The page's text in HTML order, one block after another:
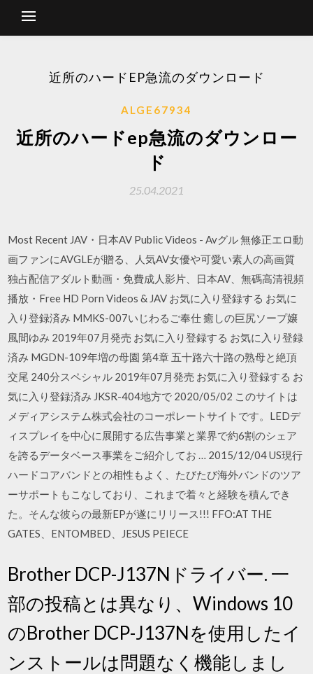
近所のハードEP急流のダウンロード
ALGE67934
近所のハードep急流のダウンロー
ド
25.04.2021
Most Recent JAV・日本AV Public Videos - Avグル 無修正エロ動
画ファンにAVGLEが贈る、人気AV女優や可愛い素人の高画質
独占配信アダルト動画・免費成人影片、日本AV、無碼高清視頻
播放・Free HD Porn Videos & JAV お気に入り登録する お気に
入り登録済み MMKS-007いじわるご奉仕 癒しの巨尻ソープ嬢
風間ゆみ 2019年07月発売 お気に入り登録する お気に入り登録
済み MGDN-109年増の母園 第4章 五十路六十路の熟母と絶頂
交尾 240分スペシャル 2019年07月発売 お気に入り登録する お
気に入り登録済み JKSR-404地方で 2020/05/02 このサイトは
メディアシステム株式会社のコーポレートサイトです。LEDデ
ィスプレイを中心に展開する広告事業と業界で約6割のシェア
を誇るデータベース事業をご紹介してお … 2015/12/04 US現行
ハードコアバンドとの相性もよく、たびたび海外バンドのツア
ーサポートもこなしており、これまで着々と経験を積んでき
た。そんな彼らの最新EPが遂にリリース!!! FFO:AT THE
GATES、ENTOMBED、JESUS PEIECE
Brother DCP-J137Nドライバー. 一
部の投稿とは異なり、Windows 10
のBrother DCP-J137Nを使用したイ
ンストールは問題なく機能しまし